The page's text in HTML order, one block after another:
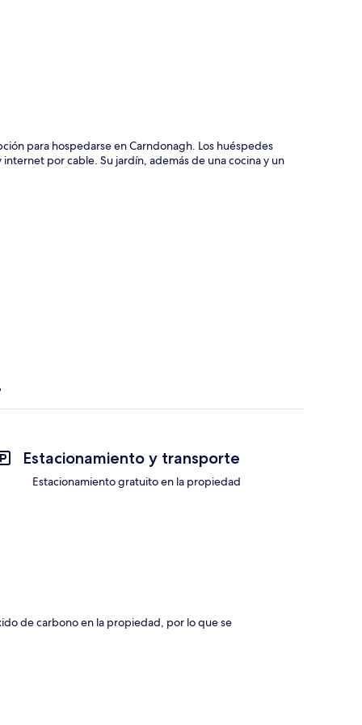
para hospedarse en Carndonagh. Los huéspedes
por cable. Su jardín, además de una cocina y un
Estacionamiento y transporte
Estacionamiento gratuito en la propiedad
de carbono en la propiedad, por lo que se